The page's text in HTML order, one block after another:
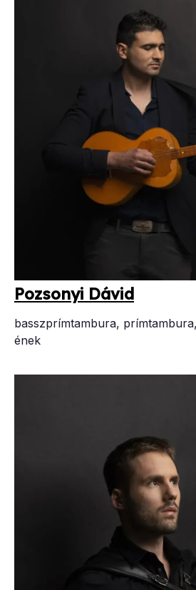
Po­zso­nyi Dá­vid
basszprímtambura,
ének